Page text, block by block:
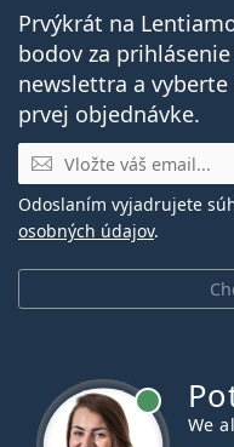
Prvýkrát na
bodov za
newslettra a
prvej objednávke.
E-mail
Odoslaním vyjadrujete
osobných údajov.
We